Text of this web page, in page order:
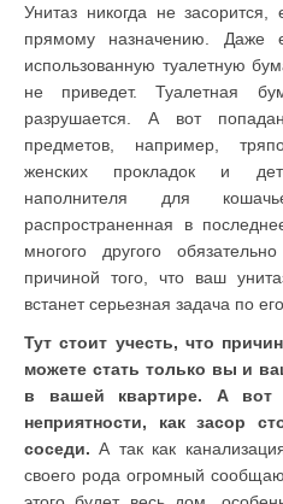
Унитаз никогда не
прямому назначению. Даже
использованную туалетную
не приведет. Туалетная
разрушается. А вот
предметов, например,
женских прокладок и
наполнителя для
распространенная в
многого другого
причиной того, что ваш
встанет серьезная задача по
Тут стоит учесть, что
можете стать только вы и
в вашей квартире. А вот
неприятности, как засор
соседи. А так как
своего рода огромный